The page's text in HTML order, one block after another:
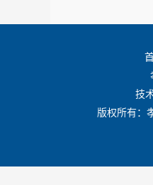
政府工作
政府网站
孝义市人
技
版权所有：